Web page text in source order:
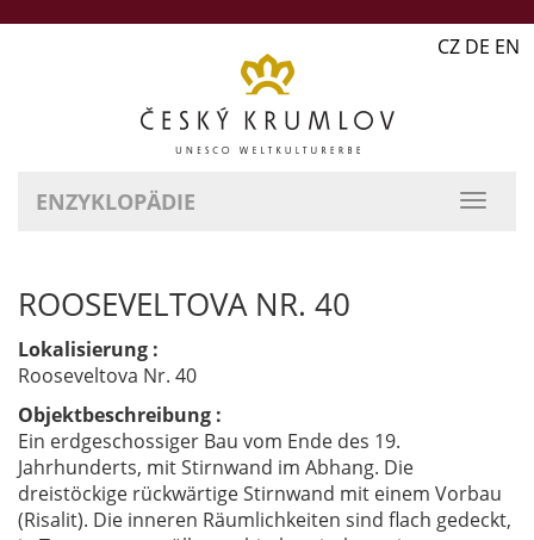
CZ DE EN
ENZYKLOPÄDIE
ROOSEVELTOVA NR. 40
Lokalisierung :
Rooseveltova Nr. 40
Objektbeschreibung :
Ein erdgeschossiger Bau vom Ende des 19.
Jahrhunderts, mit Stirnwand im Abhang. Die
dreistöckige rückwärtige Stirnwand mit einem Vorbau
(Risalit). Die inneren Räumlichkeiten sind flach gedeckt,